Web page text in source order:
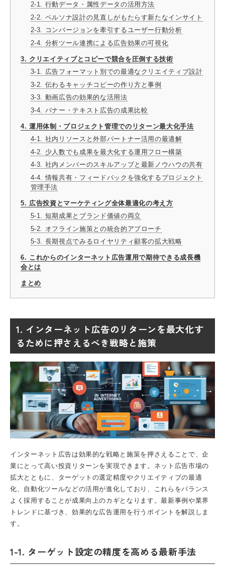
2-1. 行動データ・属性データの活用方法
2-2. ペルソナ設計の見直しがもたらす新たなインサイト
2-3. コンバージョンを牽引するユーザー行動分析
2-4. 分析ツール連携による広告効果の可視化
3. クリエイティブとコピーで競合を圧倒する技術
3-1. 広告フォーマット別での最適なクリエイティブ設計
3-2. 伝わるキャッチコピーの作り方と事例
3-3. 動画広告の効果的な活用法
3-4. バナー・テキスト広告の成果比較
4. 運用体制・プロジェクト管理でのリターン最大化手法
4-1. 社内リソースと外部パートナー活用の最適解
4-2. 少人数でも成果を最大化する運用フロー構築
4-3. 社内メンバーのスキルアップと最新ノウハウの共有
4-4. 情報共有・フィードバックを強化するプロジェクト
管理手法
5. 広告投資とマーケティング全体最適化の考え方
5-1. 短期成果とブランド価値の両立
5-2. オフライン施策との統合的アプローチ
5-3. 長期視点でみるロイヤリティ顧客の拡大戦略
6. これからのインターネット広告運用で期待できる成長機
会とは
まとめ
1. インターネット広告のリターンを最大化す
るために押さえるべき戦略と施策
インターネット広告は効果的な戦略と施策を押さえることで、企
業にとって高い投資リターンを実現できます。ネット広告市場の
拡大とともに、ターゲットの選定精度やクリエイティブの最適
化、自動化ツールなどの活用が進化しており、これらをバランス
よく採用することが成果向上のカギとなります。最新事例や業界
トレンドに基づき、効果的な広告運用を行うポイントを解説しま
す。
1-1. ターゲット設定の精度を高める最新手法